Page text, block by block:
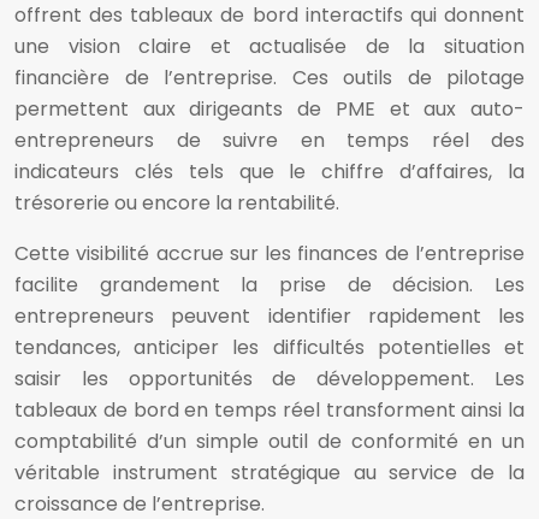
offrent des tableaux de bord interactifs qui donnent
une vision claire et actualisée de la situation
financière de l’entreprise. Ces outils de pilotage
permettent aux dirigeants de PME et aux auto-
entrepreneurs de suivre en temps réel des
indicateurs clés tels que le chiffre d’affaires, la
trésorerie ou encore la rentabilité.
Cette visibilité accrue sur les finances de l’entreprise
facilite grandement la prise de décision. Les
entrepreneurs peuvent identifier rapidement les
tendances, anticiper les difficultés potentielles et
saisir les opportunités de développement. Les
tableaux de bord en temps réel transforment ainsi la
comptabilité d’un simple outil de conformité en un
véritable instrument stratégique au service de la
croissance de l’entreprise.